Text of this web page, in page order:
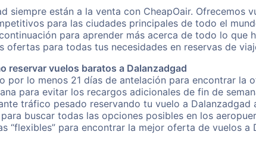
siempre están a la venta con CheapOair.
para las ciudades principales de todo el
para aprender más acerca de todo lo
ofertas para todas tus necesidades en reservas de
reservar vuelos baratos a Dalanzadgad
por lo menos 21 días de antelación para encontrar la
para evitar los recargos adicionales de fin de
tráfico pesado reservando tu vuelo a Dalanzadgad
para buscar todas las opciones posibles en los
“flexibles” para encontrar la mejor oferta de vuelos a